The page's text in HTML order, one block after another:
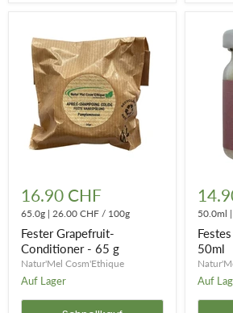
Grapefruit-
Conditioner
65
g
16.90 CHF
65.0g | 26.00 CHF / 100g
Fester Grapefruit-
Conditioner - 65 g
Natur'Mel Cosm'Ethique
Auf Lager
Deo
50ml
50.0ml |
50ml
Auf